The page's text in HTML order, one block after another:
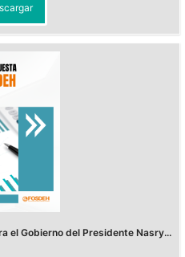
el Gobierno del Presidente Nasry...